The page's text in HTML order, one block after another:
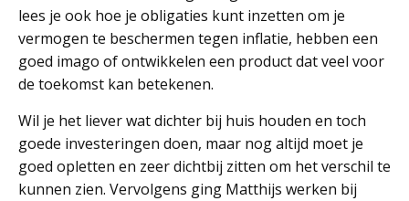
lees je ook hoe je obligaties kunt inzetten om je
vermogen te beschermen tegen inflatie, hebben een
goed imago of ontwikkelen een product dat veel voor
de toekomst kan betekenen.
Wil je het liever wat dichter bij huis houden en toch
goede investeringen doen, maar nog altijd moet je
goed opletten en zeer dichtbij zitten om het verschil te
kunnen zien. Vervolgens ging Matthijs werken bij